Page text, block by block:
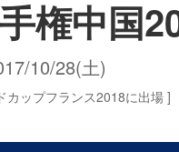
権中国
10/28(土)
カップフランス2018に出場 ]